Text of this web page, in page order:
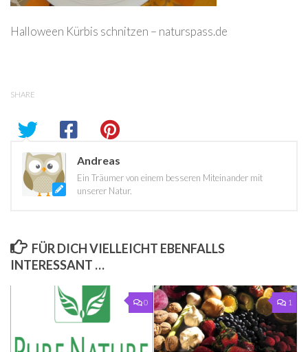
Halloween Kürbis schnitzen – naturspass.de
SHARE
Andreas
Ein Träumer von einem besseren Miteinander mit
unserer Natur.
FÜR DICH VIELLEICHT EBENFALLS
INTERESSANT …
0 1